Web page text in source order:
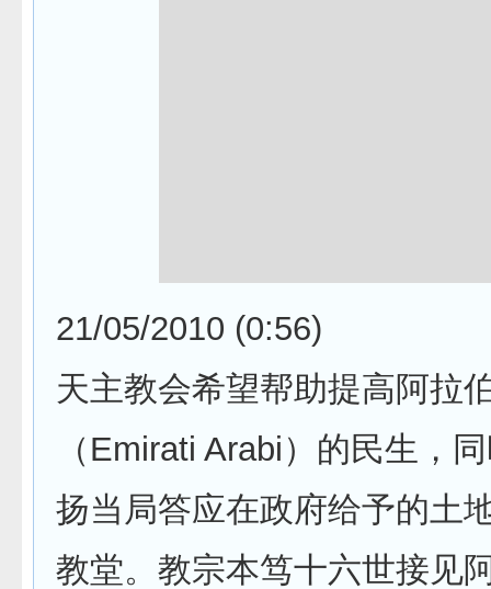
21/05/2010 (0:56)
天主教会希望帮助提高阿拉
（Emirati Arabi）的民生，
扬当局答应在政府给予的土
教堂。教宗本笃十六世接见